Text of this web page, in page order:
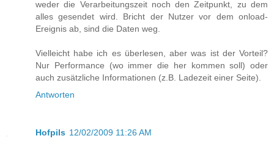
weder die Verarbeitungszeit noch den Zeitpunkt, zu dem
alles gesendet wird. Bricht der Nutzer vor dem onload-
Ereignis ab, sind die Daten weg.
Vielleicht habe ich es überlesen, aber was ist der Vorteil?
Nur Performance (wo immer die her kommen soll) oder
auch zusätzliche Informationen (z.B. Ladezeit einer Seite).
Antworten
Hofpils 12/02/2009 11:26 AM